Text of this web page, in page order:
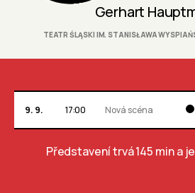
Gerhart
TEATR ŚLĄSKI IM. STANISŁAWA
9. 9. 17:00 Nová scéna
Představení trvá 145 mina